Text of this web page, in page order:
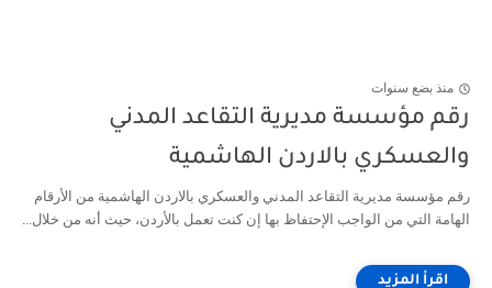
منذ بضع سنوات
رقم مؤسسة مديرية التقاعد المدني
والعسكري بالاردن الهاشمية
رقم مؤسسة مديرية التقاعد المدني والعسكري بالاردن الهاشمية من الأرقام
الهامة التي من الواجب الإحتفاظ بها إن كنت تعمل بالأردن، حيث أنه من خلال...